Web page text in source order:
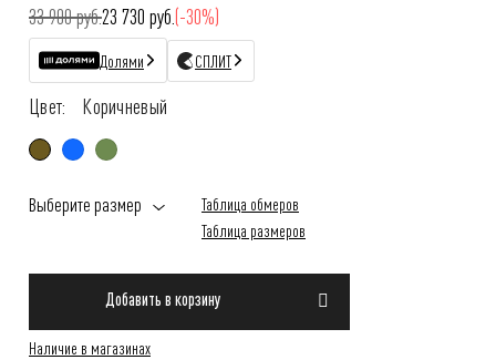
33 900 руб.23 730 руб.(-30%)
Долями СПЛИТ
Цвет: Коричневый
Выберите размер
Таблица обмеров
Таблица размеров
Добавить в корзину
Наличие в магазинах